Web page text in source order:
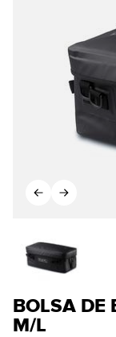
BOLSA DE
M/L